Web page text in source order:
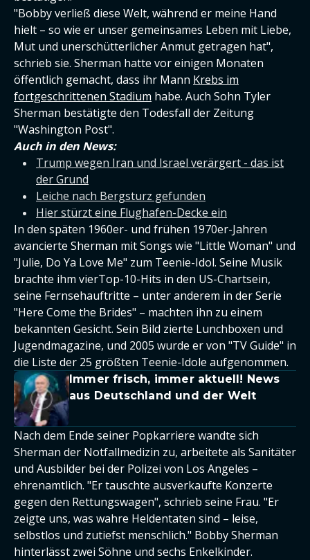
"Bobby verließ diese Welt, während er meine Hand
hielt – so wie er unser gemeinsames Leben mit Liebe,
Mut und unerschütterlicher Anmut getragen hat",
schrieb sie. Sherman hatte vor einigen Monaten
öffentlich gemacht, dass ihr Mann Krebs im
fortgeschrittenen Stadium habe. Auch Sohn Tyler
Sherman bestätigte den Todesfall der Zeitung
"Washington Post".
Auch in den News:
Trump wegen Iran und Israel verärgert - das ist
der Grund
Leiche nach Bergsturz gefunden
Hier stürzt eine Flughafen-Decke ein
In den späten 1960er- und frühen 1970er-Jahren
avancierte Sherman mit Songs wie "Little Woman" und
"Julie, Do Ya Love Me" zum Teenie-Idol. Seine Musik
brachte ihm vierTop-10-Hits in den US-Chartsein,
seine Fernsehauftritte – unter anderem in der Serie
"Here Come the Brides" – machten ihn zu einem
bekannten Gesicht. Sein Bild zierte Lunchboxen und
Jugendmagazine, und 2005 wurde er von "TV Guide" in
die Liste der 25 größten Teenie-Idole aufgenommen.
Immer frisch, immer aktuell! News
aus Deutschland und der Welt
Nach dem Ende seiner Popkarriere wandte sich
Sherman der Notfallmedizin zu, arbeitete als Sanitäter
und Ausbilder bei der Polizei von Los Angeles –
ehrenamtlich. "Er tauschte ausverkaufte Konzerte
gegen den Rettungswagen", schrieb seine Frau. "Er
zeigte uns, was wahre Heldentaten sind – leise,
selbstlos und zutiefst menschlich." Bobby Sherman
hinterlässt zwei Söhne und sechs Enkelkinder.